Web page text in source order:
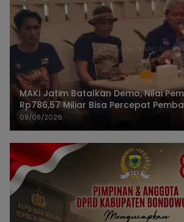
MAKI Jatim Batalkan Demo, Nilai
Rp786,57 Miliar Bisa Percepat
Jember
09/08/2026